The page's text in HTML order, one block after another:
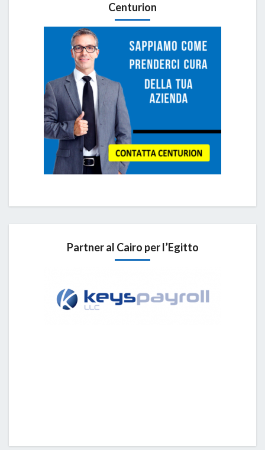
Centurion
Partner al Cairo per l’Egitto